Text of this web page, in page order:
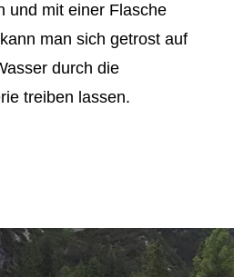
und mit einer Flasche
man sich getrost auf
durch die
treiben lassen.